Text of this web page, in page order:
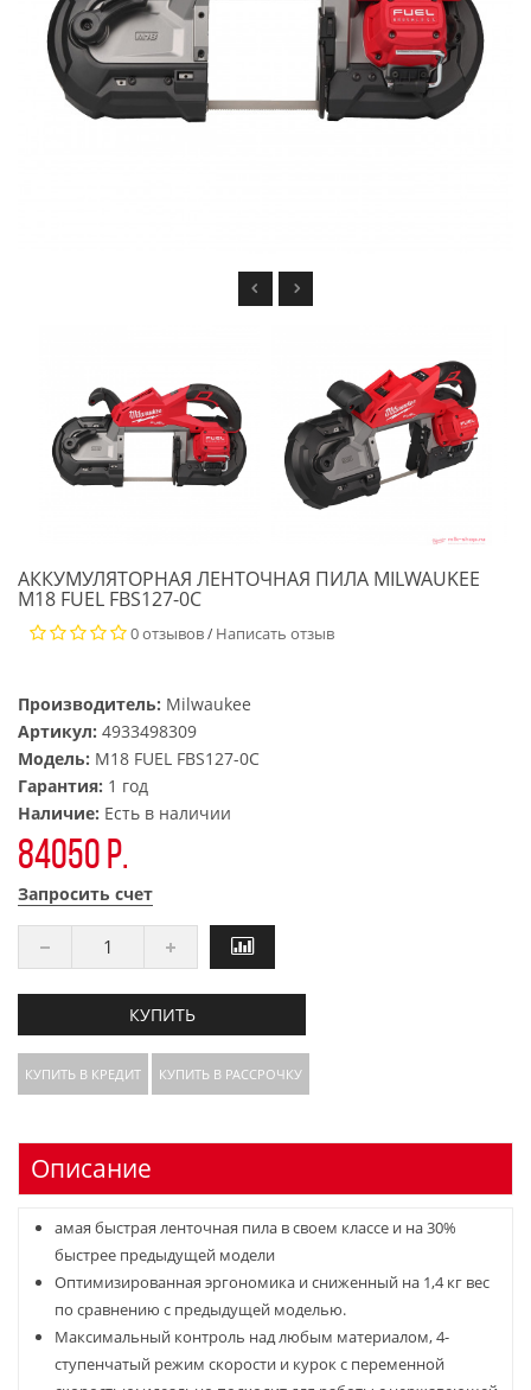
АККУМУЛЯТОРНАЯ ЛЕНТОЧНАЯ ПИЛА MILWAUKEE
M18 FUEL FBS127-0C
0 отзывов/ Написать отзыв
Производитель: Milwaukee
Артикул: 4933498309
Модель: M18 FUEL FBS127-0C
Гарантия: 1 год
Наличие: Есть в наличии
84050 р.
Запросить счет
КУПИТЬ
КУПИТЬ В КРЕДИТ КУПИТЬ В РАССРОЧКУ
Описание
амая быстрая ленточная пила в своем классе и на 30%
быстрее предыдущей модели
Оптимизированная эргономика и сниженный на 1,4 кг вес
по сравнению с предыдущей моделью.
Максимальный контроль над любым материалом, 4-
ступенчатый режим скорости и курок с переменной